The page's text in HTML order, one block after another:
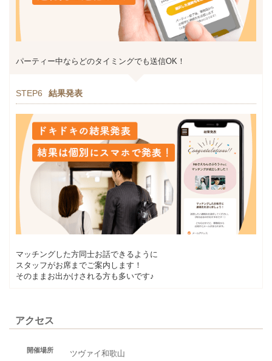
パーティー中ならどのタイミングでも送信OK！
STEP6 結果発表
マッチングした方同士お話できるように
スタッフがお席までご案内します！
そのままお出かけされる方も多いです♪
アクセス
開催場所
ツヴァイ和歌山